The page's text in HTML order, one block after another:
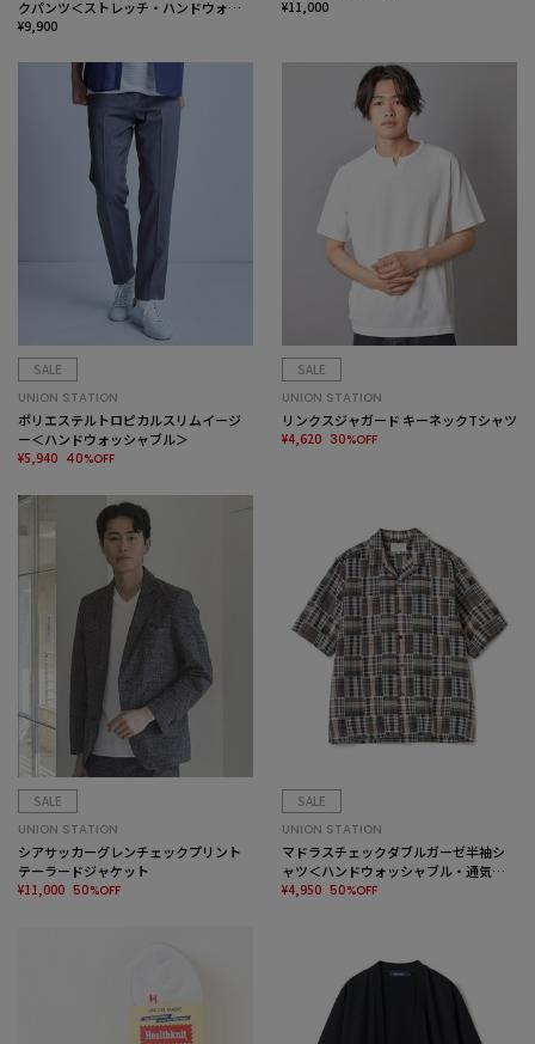
クパンツ＜ストレッチ・ハンドウォッ
シャブル＞
¥9,900
¥11,000
SALE
UNION STATION
ポリエステルトロピカルスリムイージ
ー＜ハンドウォッシャブル＞
¥5,940 40%OFF
SALE
UNION STATION
リンクスジャガード キーネックTシャツ
¥4,620 30%OFF
SALE
UNION STATION
シアサッカーグレンチェックプリント
テーラードジャケット
¥11,000 50%OFF
SALE
UNION STATION
マドラスチェックダブルガーゼ半袖シ
ャツ＜ハンドウォッシャブル・通気性
＞
¥4,950 50%OFF